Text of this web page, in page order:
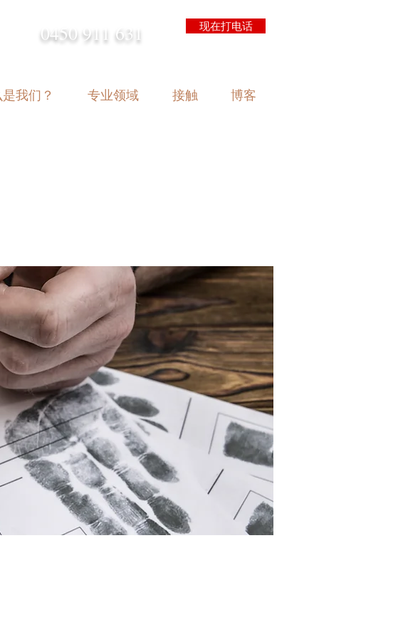
0450 911 631 现在打电话
我们？ 专业领域 接触 博客